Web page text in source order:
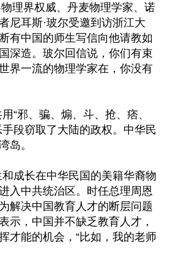
理界权威、丹麦物理学家、诺
尼耳斯·玻尔受邀到访浙江大
有中国的师生写信向他请教如
深造。玻尔回信说，你们有束
界一流的物理学家在，你没有
“邪、骗、煽、斗、抢、痞、
段窃取了大陆的政权。中华民
岛。
成长在中华民国的美籍华裔物
入中共统治区。时任总理周恩
解决中国教育人才的断层问题
示，中国并不缺乏教育人才，
才能的机会，“比如，我的老师